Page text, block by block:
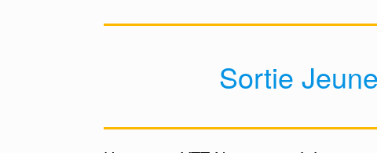
Sortie